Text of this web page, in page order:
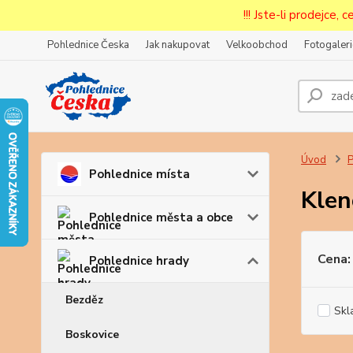
!!! Jste-li prodejce,
Pohlednice Česka Jak nakupovat Velkoobchod
Pohlednice místa
Pohlednice města a obce
Pohlednice hrady
Bezděz
Boskovice
Úvod
Cena: